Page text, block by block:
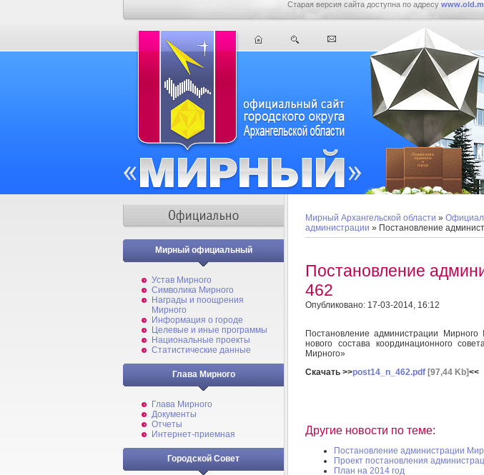
Старая версия сайта доступна по адресу
Мирный официальный
Устав Мирного
Символика Мирного
Награды и поощрения
Мирного
Информация о городе
Целевые и иные программы
Национальные проекты
Статистические данные
Глава Мирного
Глава Мирного
Документы
Отчеты
Интернет-приемная
Городской Совет
Мирный Архангельской области »
администрации » Постановление
Постановление
462
Опубликовано: 17-03-2014, 16:12
Постановление администрации
нового состава координационного
Мирного»
Скачать >>post14_n_462.pdf [97,44 Kb]<<
Другие новости по теме:
Постановление администрации
Проект постановления
План на 2014 год